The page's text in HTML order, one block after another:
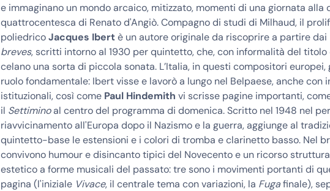
e immaginano un mondo arcaico, mitizzato, momenti di una giornata alla
quattrocentesca di Renato d'Angiò. Compagno di studi di Milhaud, il
poliedricoJacques Ibertè un autore originale da riscoprire a partire dai
breves, scritti intorno al 1930 per quintetto, che, con informalità del titolo
celano una sorta di piccola sonata. L’Italia, in questi compositori europei,
ruolo fondamentale: Ibert visse e lavorò a lungo nel Belpaese, anche con
istituzionali, così come Paul Hindemith vi scrisse pagine importanti,
il Settiminoal centro del programma di domenica. Scritto nel 1948 nel
riavvicinamento all'Europa dopo il Nazismo e la guerra, aggiunge al
quintetto-base le estensioni e i colori di tromba e clarinetto basso. Nel
convivono humour e disincanto tipici del Novecento e un ricorso
estetico a forme musicali del passato: tre sono i movimenti portanti di
pagina (l'iniziale Vivace, il centrale tema con variazioni, la Fugafinale),